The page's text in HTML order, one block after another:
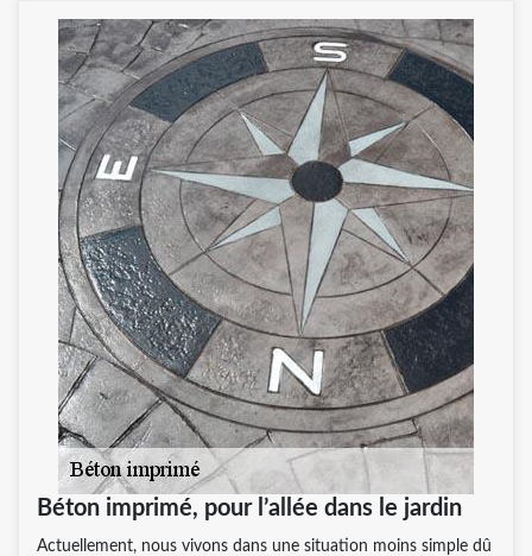
Béton imprimé, pour l’allée dans le jardin
Actuellement, nous vivons dans une situation moins simple dû